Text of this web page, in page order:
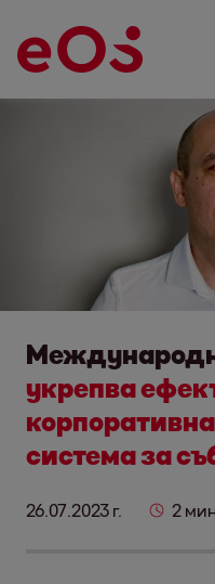
укрепва
система за
26.07.2023 г. 2